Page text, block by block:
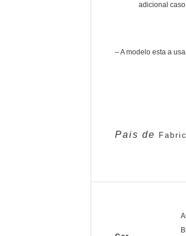
adicional
– A modelo esta a
Pais de